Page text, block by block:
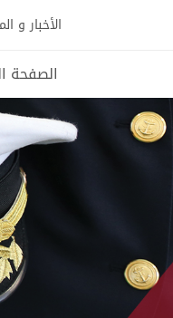
الأخبار و
الصفحة